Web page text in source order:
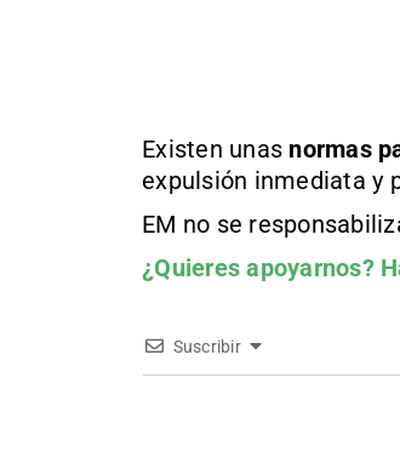
Existen unas normas
expulsión inmediata y
EM no se
¿Quieres apoyarnos?
Suscribir